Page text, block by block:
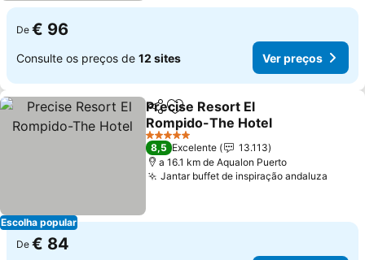
De € 96
Consulte os preços de 12 sites Ver preços
Escolha popular
PartilharAdicionar aos favoritos
Precise Resort El
Rompido-The Hotel
5 Estrelas
8,5 Excelente
13.113
a 16.1 km de Aqualon Puerto
Jantar buffet de inspiração andaluza
De € 84